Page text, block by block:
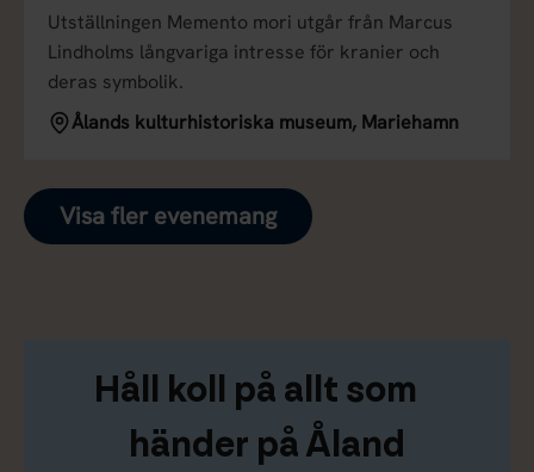
Utställningen Memento mori utgår från Marcus
Lindholms långvariga intresse för kranier och
deras symbolik.
Ålands kulturhistoriska museum, Mariehamn
Visa fler evenemang
Håll koll på allt som
händer på Åland